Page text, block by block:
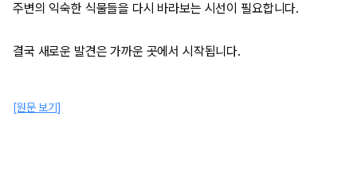
주변의 익숙한 식물들을 다시 바라보는 시선이 필요합니다.
결국 새로운 발견은 가까운 곳에서 시작됩니다.
[원문 보기]